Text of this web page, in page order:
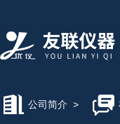
公司简介 >